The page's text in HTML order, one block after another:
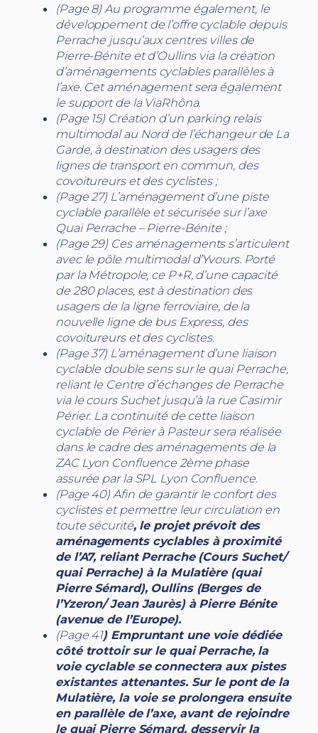
(Page 8) Au programme également, le
développement de l’offre cyclable depuis
Perrache jusqu’aux centres villes de
Pierre-Bénite et d’Oullins via la création
d’aménagements cyclables parallèles à
l’axe. Cet aménagement sera également
le support de la ViaRhôna.
(Page 15) Création d’un parking relais
multimodal au Nord de l’échangeur de La
Garde, à destination des usagers des
lignes de transport en commun, des
covoitureurs et des cyclistes ;
(Page 27) L’aménagement d’une piste
cyclable parallèle et sécurisée sur l’axe
Quai Perrache – Pierre-Bénite ;
(Page 29) Ces aménagements s’articulent
avec le pôle multimodal d’Yvours. Porté
par la Métropole, ce P+R, d’une capacité
de 280 places, est à destination des
usagers de la ligne ferroviaire, de la
nouvelle ligne de bus Express, des
covoitureurs et des cyclistes.
(Page 37) L’aménagement d’une liaison
cyclable double sens sur le quai Perrache,
reliant le Centre d’échanges de Perrache
via le cours Suchet jusqu’à la rue Casimir
Périer. La continuité de cette liaison
cyclable de Périer à Pasteur sera réalisée
dans le cadre des aménagements de la
ZAC Lyon Confluence 2ème phase
assurée par la SPL Lyon Confluence.
(Page 40) Afin de garantir le confort des
cyclistes et permettre leur circulation en
toute sécurité, le projet prévoit des
aménagements cyclables à proximité
de l’A7, reliant Perrache (Cours Suchet/
quai Perrache) à la Mulatière (quai
Pierre Sémard), Oullins (Berges de
l’Yzeron/ Jean Jaurès) à Pierre Bénite
(avenue de l’Europe).
(Page 41) Empruntant une voie dédiée
côté trottoir sur le quai Perrache, la
voie cyclable se connectera aux pistes
existantes attenantes. Sur le pont de la
Mulatière, la voie se prolongera ensuite
en parallèle de l’axe, avant de rejoindre
le quai Pierre Sémard, desservir la